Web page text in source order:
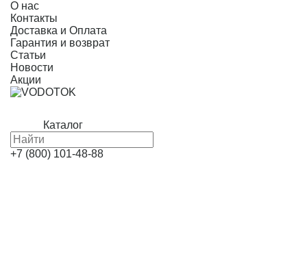
О нас
Контакты
Доставка и Оплата
Гарантия и возврат
Статьи
Новости
Акции
Каталог
+7 (800) 101-48-88